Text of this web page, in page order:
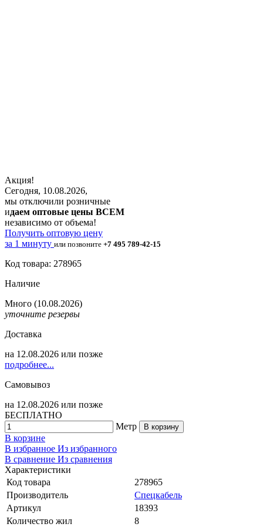
Акция!
Сегодня, 10.08.2026,
мы отключили розничные
идаем оптовые цены ВСЕМ
независимо от объема!
Получить оптовую цену
за 1 минуту или позвоните +7 495 789-42-15
Код товара: 278965
Наличие
Много (10.08.2026)
уточните резервы
Доставка
на 12.08.2026 или позже
подробнее...
Самовывоз
на 12.08.2026 или позже
БЕСПЛАТНО
Метр
В корзину
В корзине
В избранное Из избранного
В сравнение Из сравнения
Характеристики
Код товара
278965
Производитель
Спецкабель
Артикул
18393
Количество жил
8